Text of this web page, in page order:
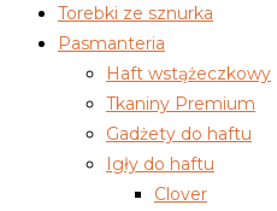
Torebki ze sznurka
Pasmanteria
Haft wstążeczkowy
Tkaniny Premium
Gadżety do haftu
Igły do haftu
Clover